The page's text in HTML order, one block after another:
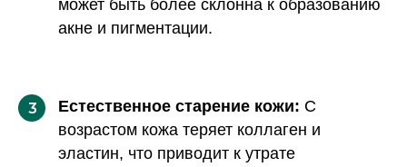
может быть более склонна к образованию
акне и пигментации.
3 Естественное старение кожи: С
возрастом кожа теряет коллаген и
эластин, что приводит к утрате